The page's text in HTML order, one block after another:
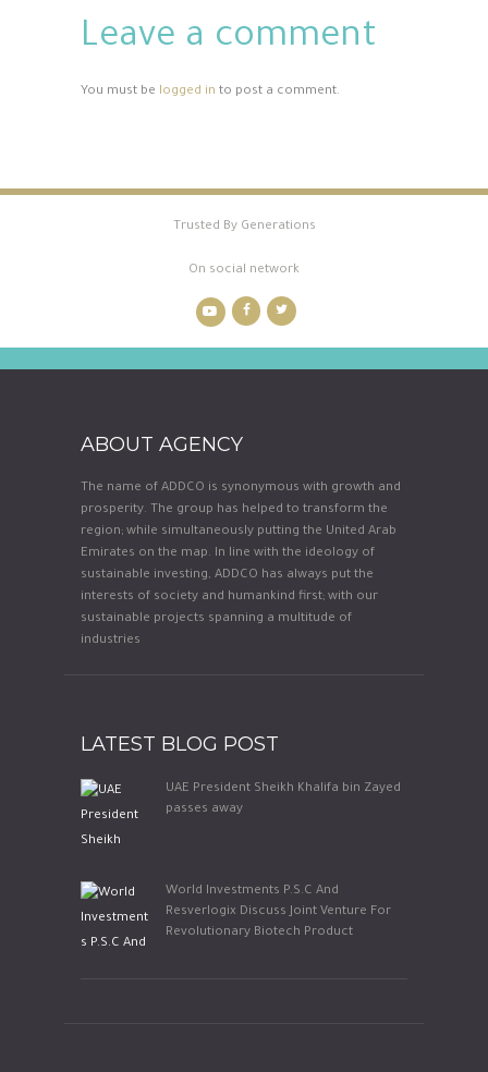
Leave a comment
You must be logged in to post a comment.
Trusted By Generations
On social network
ABOUT AGENCY
The name of ADDCO is synonymous with growth and
prosperity. The group has helped to transform the
region; while simultaneously putting the United Arab
Emirates on the map. In line with the ideology of
sustainable investing, ADDCO has always put the
interests of society and humankind first; with our
sustainable projects spanning a multitude of
industries
LATEST BLOG POST
UAE President Sheikh Khalifa bin Zayed
passes away
World Investments P.S.C And
Resverlogix Discuss Joint Venture For
Revolutionary Biotech Product